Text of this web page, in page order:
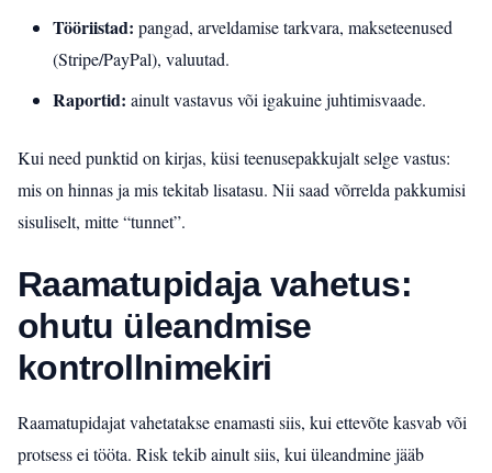
Tööriistad: pangad, arveldamise tarkvara, makseteenused
(Stripe/PayPal), valuutad.
Raportid: ainult vastavus või igakuine juhtimisvaade.
Kui need punktid on kirjas, küsi teenusepakkujalt selge vastus:
mis on hinnas ja mis tekitab lisatasu. Nii saad võrrelda pakkumisi
sisuliselt, mitte “tunnet”.
Raamatupidaja vahetus:
ohutu üleandmise
kontrollnimekiri
Raamatupidajat vahetatakse enamasti siis, kui ettevõte kasvab või
protsess ei tööta. Risk tekib ainult siis, kui üleandmine jääb